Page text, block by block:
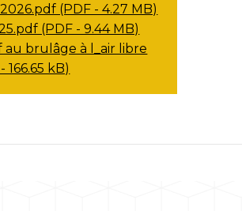
(PDF - 4.27 MB)
(PDF - 9.44 MB)
brulâge à l_air libre
kB)